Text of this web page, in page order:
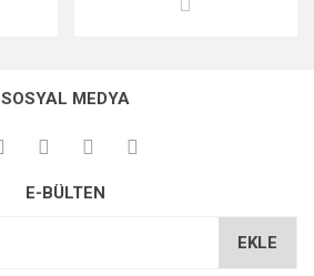
SOSYAL MEDYA
E-BÜLTEN
EKLE